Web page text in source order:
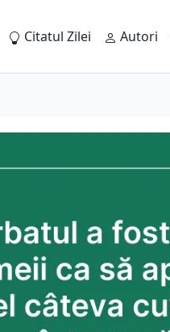
Citatul Zilei Autori